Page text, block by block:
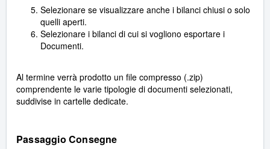
Selezionare se visualizzare anche i bilanci chiusi o solo
quelli aperti.
Selezionare i bilanci di cui si vogliono esportare i
Documenti.
Al termine verrà prodotto un file compresso (.zip)
comprendente le varie tipologie di documenti selezionati,
suddivise in cartelle dedicate.
Passaggio Consegne